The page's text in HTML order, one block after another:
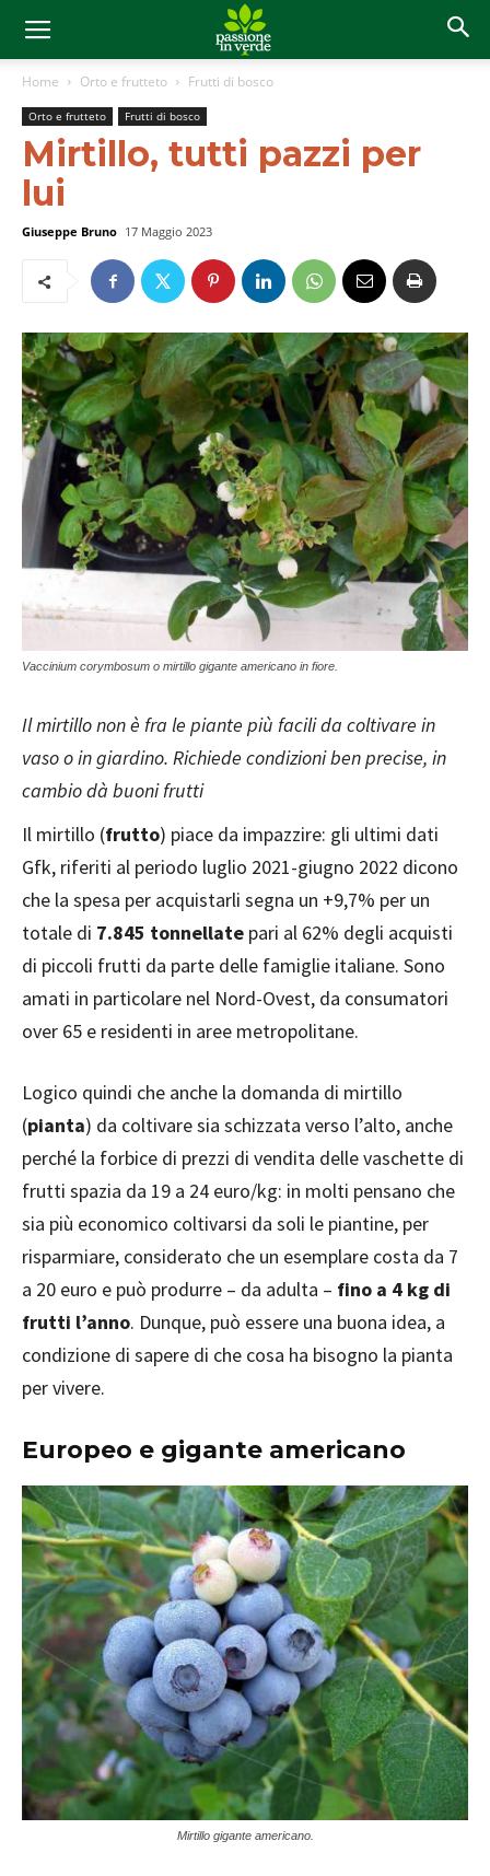
Home Orto e frutteto Frutti di bosco
Orto e frutteto Frutti di bosco
Mirtillo, tutti pazzi per
lui
Giuseppe Bruno 17 Maggio 2023
Vaccinium corymbosum o mirtillo gigante americano in fiore.
Il mirtillo non è fra le piante più facili da coltivare in
vaso o in giardino. Richiede condizioni ben precise, in
cambio dà buoni frutti
Il mirtillo (frutto) piace da impazzire: gli ultimi dati
Gfk, riferiti al periodo luglio 2021-giugno 2022 dicono
che la spesa per acquistarli segna un +9,7% per un
totale di 7.845 tonnellate pari al 62% degli acquisti
di piccoli frutti da parte delle famiglie italiane. Sono
amati in particolare nel Nord-Ovest, da consumatori
over 65 e residenti in aree metropolitane.
Logico quindi che anche la domanda di mirtillo
(pianta) da coltivare sia schizzata verso l’alto, anche
perché la forbice di prezzi di vendita delle vaschette di
frutti spazia da 19 a 24 euro/kg: in molti pensano che
sia più economico coltivarsi da soli le piantine, per
risparmiare, considerato che un esemplare costa da 7
a 20 euro e può produrre – da adulta – fino a 4 kg di
frutti l’anno. Dunque, può essere una buona idea, a
condizione di sapere di che cosa ha bisogno la pianta
per vivere.
Europeo e gigante americano
Mirtillo gigante americano.